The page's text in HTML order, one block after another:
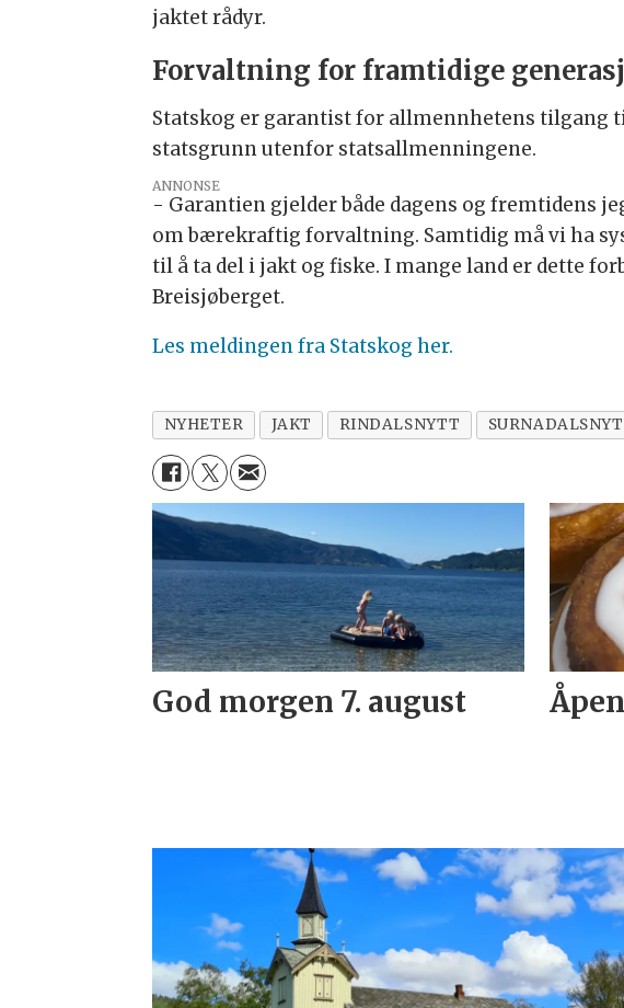
jaktet rådyr.
Forvaltning for framtidige
Statskog er garantist for allmennhetens tilgang
statsgrunn utenfor statsallmenningene.
ANNONSE
- Garantien gjelder både dagens og fremtidens
om bærekraftig forvaltning. Samtidig må vi ha
til å ta del i jakt og fiske. I mange land er dette
Breisjøberget.
Les meldingen fra Statskog her.
NYHETER JAKT RINDALSNYTT
God morgen 7. august